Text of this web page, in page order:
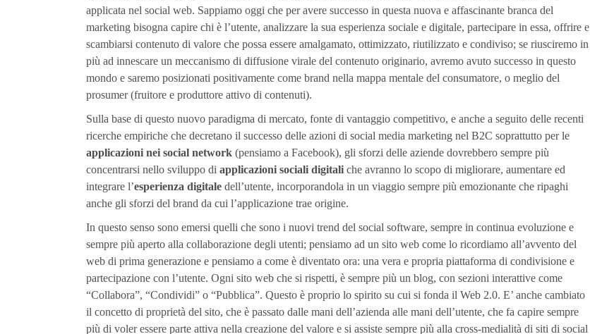
applicata nel social web. Sappiamo oggi che per avere successo in questa nuova e affascinante branca del
marketing bisogna capire chi è l’utente, analizzare la sua esperienza sociale e digitale, partecipare in essa, offrire e
scambiarsi contenuto di valore che possa essere amalgamato, ottimizzato, riutilizzato e condiviso; se riusciremo in
più ad innescare un meccanismo di diffusione virale del contenuto originario, avremo avuto successo in questo
mondo e saremo posizionati positivamente come brand nella mappa mentale del consumatore, o meglio del
prosumer (fruitore e produttore attivo di contenuti).
Sulla base di questo nuovo paradigma di mercato, fonte di vantaggio competitivo, e anche a seguito delle recenti
ricerche empiriche che decretano il successo delle azioni di social media marketing nel B2C soprattutto per le
applicazioni nei social network (pensiamo a Facebook), gli sforzi delle aziende dovrebbero sempre più
concentrarsi nello sviluppo di applicazioni sociali digitali che avranno lo scopo di migliorare, aumentare ed
integrare l’esperienza digitale dell’utente, incorporandola in un viaggio sempre più emozionante che ripaghi
anche gli sforzi del brand da cui l’applicazione trae origine.
In questo senso sono emersi quelli che sono i nuovi trend del social software, sempre in continua evoluzione e
sempre più aperto alla collaborazione degli utenti; pensiamo ad un sito web come lo ricordiamo all’avvento del
web di prima generazione e pensiamo a come è diventato ora: una vera e propria piattaforma di condivisione e
partecipazione con l’utente. Ogni sito web che si rispetti, è sempre più un blog, con sezioni interattive come
“Collabora”, “Condividi” o “Pubblica”. Questo è proprio lo spirito su cui si fonda il Web 2.0. E’ anche cambiato
il concetto di proprietà del sito, che è passato dalle mani dell’azienda alle mani dell’utente, che fa capire sempre
più di voler essere parte attiva nella creazione del valore e si assiste sempre più alla cross-medialità di siti di social